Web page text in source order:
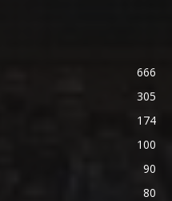
666
305
174
100
90
80